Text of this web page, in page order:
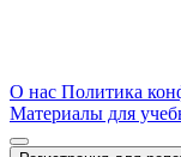
О нас Политика
Материалы для